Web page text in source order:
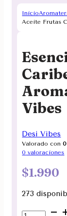
Inicio
Aceite Frutas
Vibes
Desi Vibes
Valorado con0
0 valoraciones
$1.990
273
Esencia